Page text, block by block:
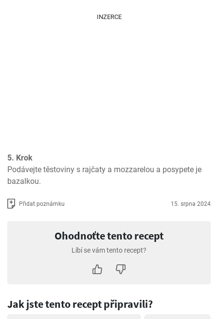
INZERCE
5. Krok
Podávejte těstoviny s rajčaty a mozzarelou a posypete je
bazalkou.
Přidat poznámku 15. srpna 2024
Ohodnoťte tento recept
Líbí se vám tento recept?
Jak jste tento recept připravili?